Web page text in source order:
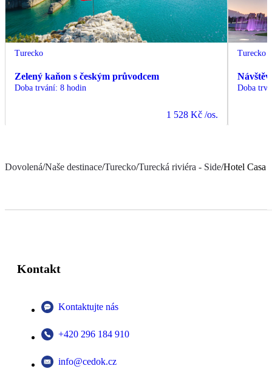
Turecko
Zelený kaňon s českým průvodcem
Doba trvání: 8 hodin
1 528 Kč /os.
Turecko
Doba
Dovolená/Naše destinace/Turecko/Turecká riviéra - Side/Hotel Casa
Kontakt
Kontaktujte nás
+420 296 184 910
info@cedok.cz